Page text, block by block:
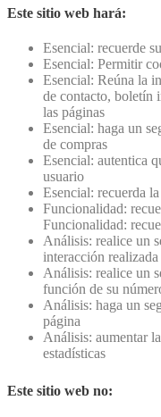
Este sitio web hará:
Esencial: recuerde
Esencial: Permitir
Esencial: Reúna la
de contacto, boletín
las páginas
Esencial: haga un
de compras
Esencial: autentica
usuario
Esencial: recuerda
Funcionalidad:
Funcionalidad:
Análisis: realice un
interacción realizada
Análisis: realice un
función de su
Análisis: haga un
página
Análisis: aumentar
estadísticas
Este sitio web no: